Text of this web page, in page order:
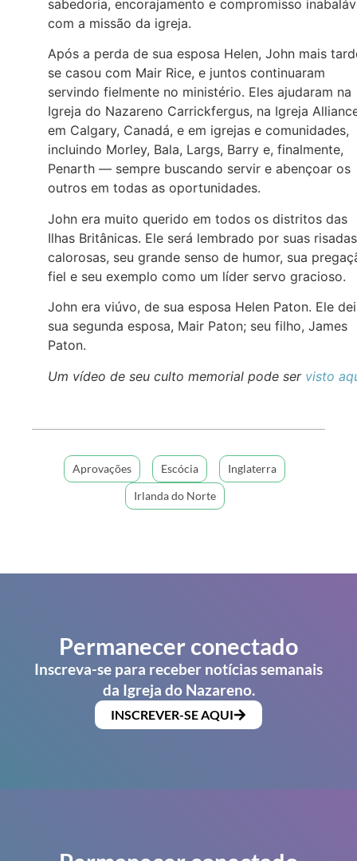
sabedoria, encorajamento e compromisso
com a missão da igreja.
Após a perda de sua esposa Helen, John mais
se casou com Mair Rice, e juntos continuaram
servindo fielmente no ministério. Eles ajudaram na
Igreja do Nazareno Carrickfergus, na Igreja
em Calgary, Canadá, e em igrejas e comunidades,
incluindo Morley, Bala, Largs, Barry e, finalmente,
Penarth — sempre buscando servir e abençoar os
outros em todas as oportunidades.
John era muito querido em todos os distritos das
Ilhas Britânicas. Ele será lembrado por suas risadas
calorosas, seu grande senso de humor, sua
fiel e seu exemplo como um líder servo gracioso.
John era viúvo, de sua esposa Helen Paton. Ele
sua segunda esposa, Mair Paton; seu filho, James
Paton.
Um vídeo de seu culto memorial pode ser visto
Aprovações Escócia
Inglaterra
Irlanda do Norte
Permanecer conectado
Inscreva-se para receber notícias semanais
da Igreja do Nazareno.
INSCREVER-SE AQUI